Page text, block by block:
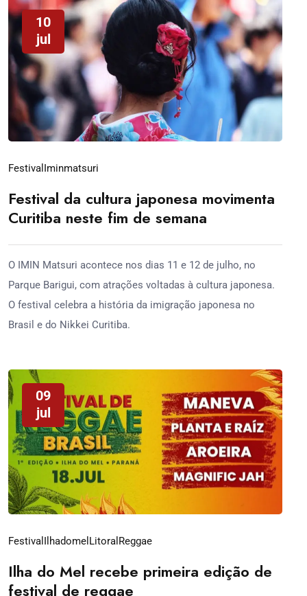
10
jul
Festival Iminmatsuri
Festival da cultura japonesa movimenta
Curitiba neste fim de semana
O IMIN Matsuri acontece nos dias 11 e 12 de julho, no
Parque Barigui, com atrações voltadas à cultura japonesa.
O festival celebra a história da imigração japonesa no
Brasil e do Nikkei Curitiba.
09
jul
Festival Ilhadomel Litoral Reggae
Ilha do Mel recebe primeira edição de
festival de reggae